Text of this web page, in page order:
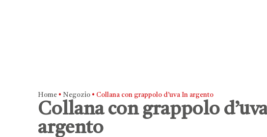
Home • Negozio • Collana con grappolo d’uva In argento
Collana con grappolo
argento